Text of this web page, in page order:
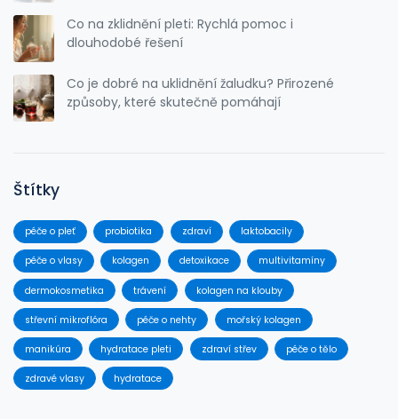
Co na zklidnění pleti: Rychlá pomoc i
dlouhodobé řešení
Co je dobré na uklidnění žaludku? Přirozené
způsoby, které skutečně pomáhají
Štítky
péče o pleť probiotika zdraví laktobacily
péče o vlasy kolagen detoxikace multivitamíny
dermokosmetika trávení kolagen na klouby
střevní mikroflóra péče o nehty mořský kolagen
manikúra hydratace pleti zdraví střev péče o tělo
zdravé vlasy hydratace